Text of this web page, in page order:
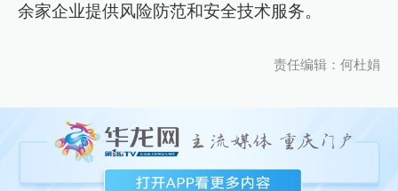
余家企业提供风险防范和安全技术服务。
责任编辑：何杜娟